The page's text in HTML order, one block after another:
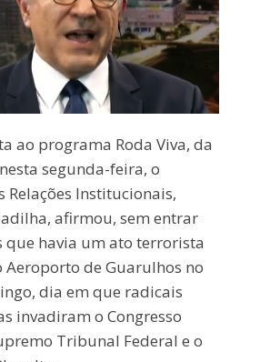
ao programa Roda Viva, da
segunda-feira, o
Relações Institucionais,
afirmou, sem entrar
que havia um ato terrorista
Aeroporto de Guarulhos no
dia em que radicais
invadiram o Congresso
Tribunal Federal e o